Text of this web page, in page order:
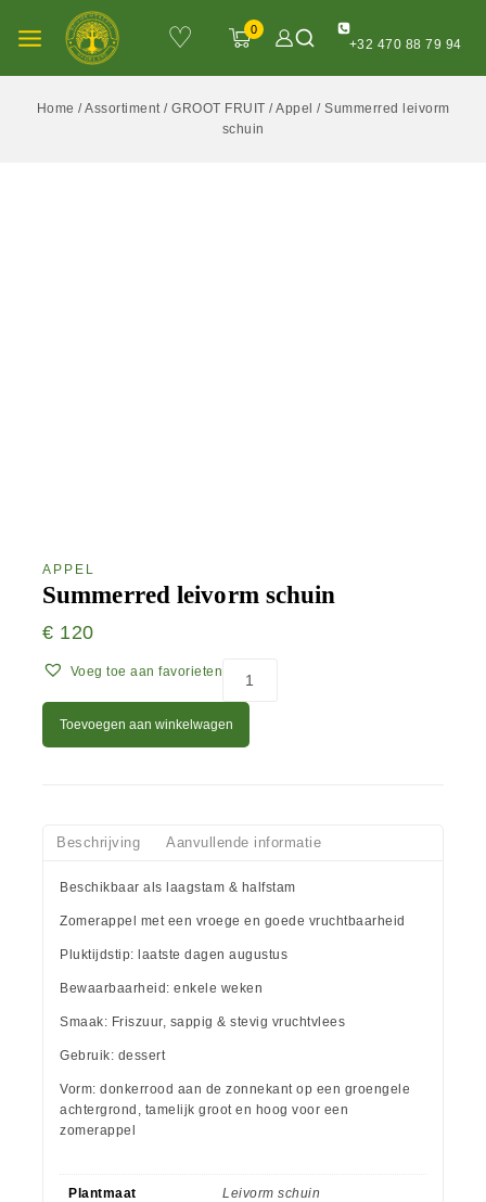
♡ 0
+32 470 88 79 94
Home /Assortiment / GROOT FRUIT /Appel / Summerred leivorm
schuin
APPEL
Summerred leivorm schuin
€ 120
Voeg toe aan favorieten
Toevoegen aan winkelwagen
Beschrijving Aanvullende informatie
Beschikbaar als laagstam & halfstam
Zomerappel met een vroege en goede vruchtbaarheid
Pluktijdstip: laatste dagen augustus
Bewaarbaarheid: enkele weken
Smaak: Friszuur, sappig & stevig vruchtvlees
Gebruik: dessert
Vorm: donkerrood aan de zonnekant op een groengele
achtergrond, tamelijk groot en hoog voor een
zomerappel
Plantmaat Leivorm schuin